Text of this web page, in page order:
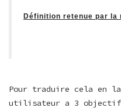
Définition retenue par la
Pour traduire cela en
utilisateur a 3